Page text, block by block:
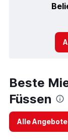
Beste
Füssen
Alle Angebote